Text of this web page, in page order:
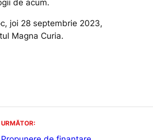
de acum.
joi 28 septembrie 2023,
Magna Curia.
URMĂTOR: